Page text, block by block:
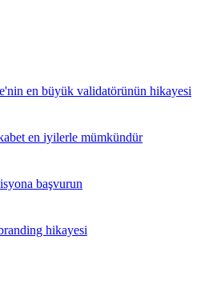
en büyük validatörünün hikayesi
en iyilerle mümkündür
başvurun
hikayesi